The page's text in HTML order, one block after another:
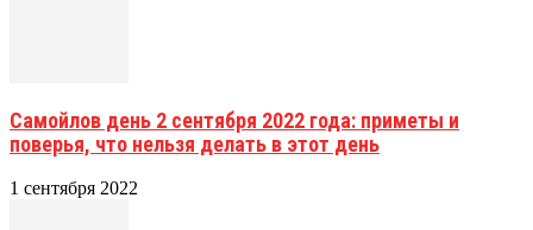
Самойлов день 2 сентября 2022 года: приметы и
поверья, что нельзя делать в этот день
1 сентября 2022